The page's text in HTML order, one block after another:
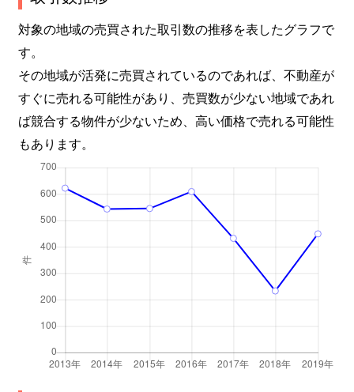
対象の地域の売買された取引数の推移を表したグラフで
す。
その地域が活発に売買されているのであれば、不動産が
すぐに売れる可能性があり、売買数が少ない地域であれ
ば競合する物件が少ないため、高い価格で売れる可能性
もあります。